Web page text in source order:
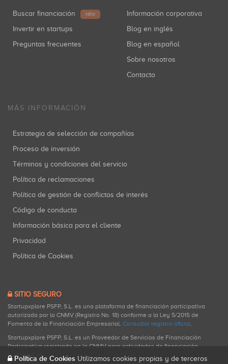
Buscar financiación NEW
Invertir en startups
Preguntas frecuentes
Información corporativa
Blog en inglés
Blog en español
Sobre nosotros
Contacto
MÁS INFORMACIÓN
Estrategia de selección de compañías
Proceso de inversión
Términos y condiciones del servicio
Política de reclamaciones
Política de gestión de conflictos de interés
Código de conducta
Información básica para el cliente
Privacidad
Política de Cookies
SITIO SEGURO
Startupxplore PSFP, S.L. es una plataforma de financiación participativa
autorizada por la CNMV (Registro No. 18) conforme a la Ley 5/2015 de
Fomento de la Financiación Empresarial. Consultar registro oficial.
Startupxplore PSFP, S.L. es un Proveedor de Servicios de Financiación
Participativa registrado en la CNMV para actividades de financiación
participativa.
Política de Cookies Utilizamos cookies propias y de terceros